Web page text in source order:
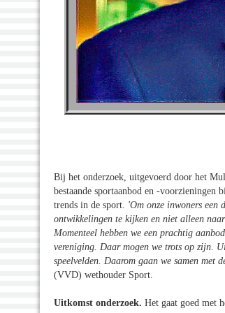
Bij het onderzoek, uitgevoerd door het
bestaande sportaanbod en -voorzieningen
trends in de sport . 'Om onze inwoners
ontwikkelingen te kijken en niet alleen
Momenteel hebben we een prachtig
vereniging. Daar mogen we trots op zijn.
speelvelden. Daarom gaan we samen met
(VVD) wethouder Sport.
Uitkomst onderzoek. Het gaat goed met